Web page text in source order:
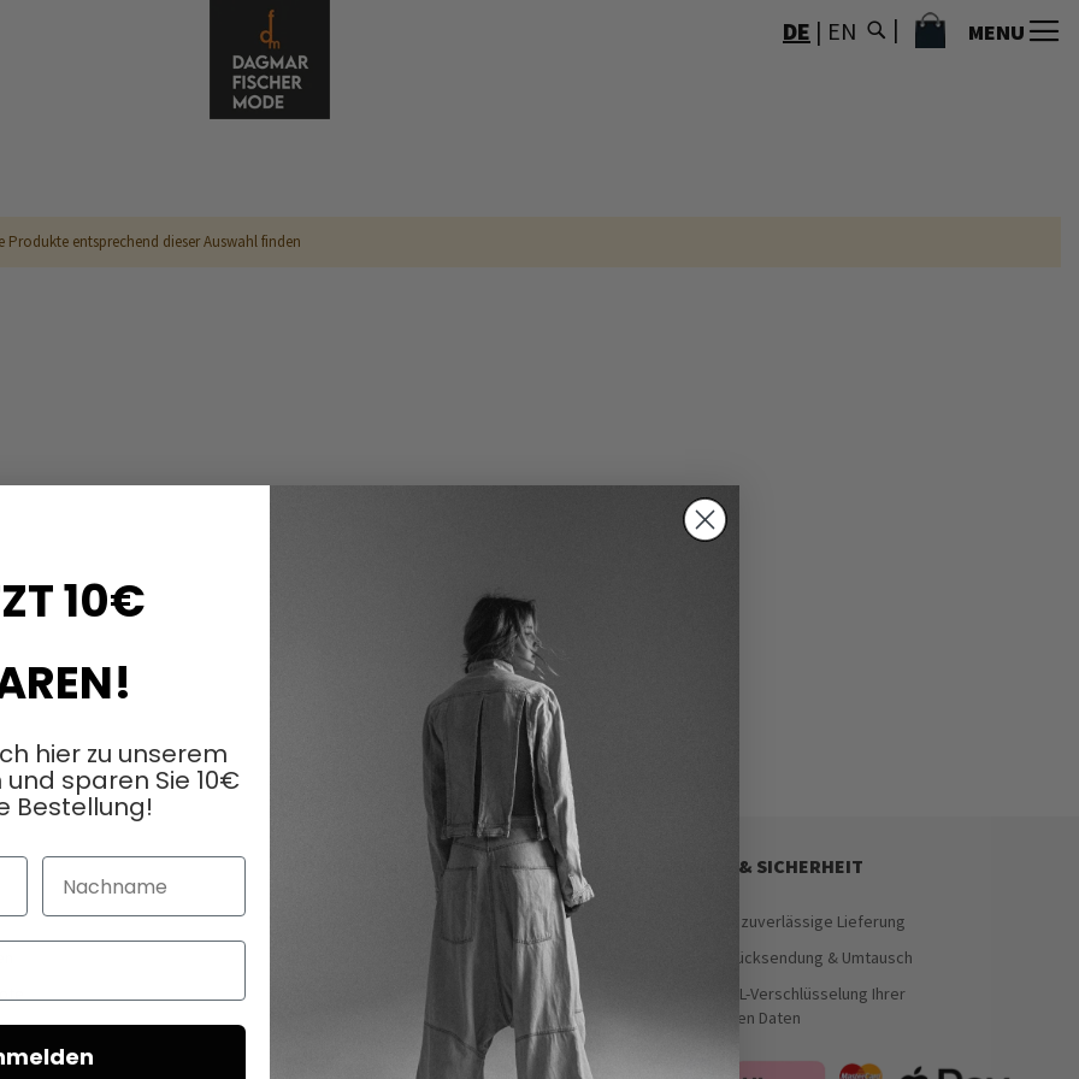
DE | EN MENU
MEIN WARENKORB
Produkte entsprechend dieser Auswahl finden
SERVICE & SICHERHEIT
Schnelle & zuverlässige Lieferung
Einfache Rücksendung & Umtausch
Sichere SSL-Verschlüsselung Ihrer
persönlichen Daten
10€
hier zu unserem
sparen Sie 10€
Bestellung!
Nachname